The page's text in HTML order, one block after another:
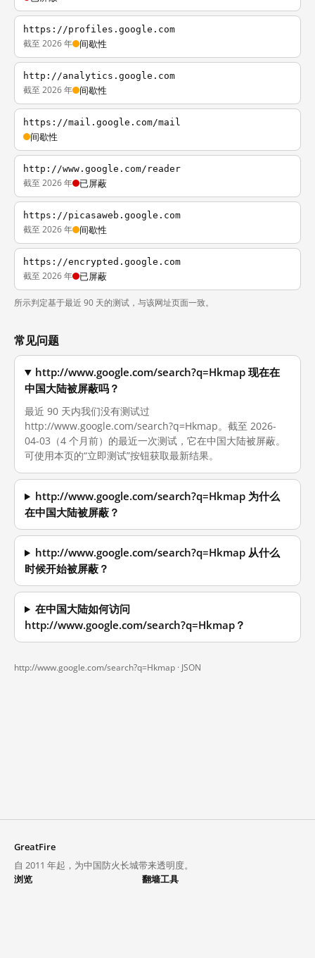
https://profiles.google.com
截至 2026 年 间歇性
http://analytics.google.com
截至 2026 年 间歇性
https://mail.google.com/mail
间歇性
http://www.google.com/reader
截至 2026 年 已屏蔽
https://picasaweb.google.com
截至 2026 年 间歇性
https://encrypted.google.com
截至 2026 年 已屏蔽
所示判定基于最近 90 天的测试，与该网址页面一致。
常见问题
http://www.google.com/search?q=Hkmap 现在在
中国大陆被屏蔽吗？
最近 90 天内我们没有测试过
http://www.google.com/search?q=Hkmap。截至 2026-
04-03（4 个月前）的最近一次测试，它在中国大陆被屏蔽。
可使用本页的“立即测试”按钮获取最新结果。
http://www.google.com/search?q=Hkmap 为什么
在中国大陆被屏蔽？
http://www.google.com/search?q=Hkmap 从什么
时候开始被屏蔽？
在中国大陆如何访问
http://www.google.com/search?q=Hkmap？
http://www.google.com/search?q=Hkmap · JSON
GreatFire
自 2011 年起，为中国防火长城带来透明度。
浏览
翻墙工具